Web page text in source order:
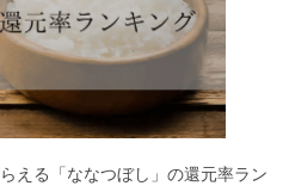
える「ななつぼし」の還元率ラン